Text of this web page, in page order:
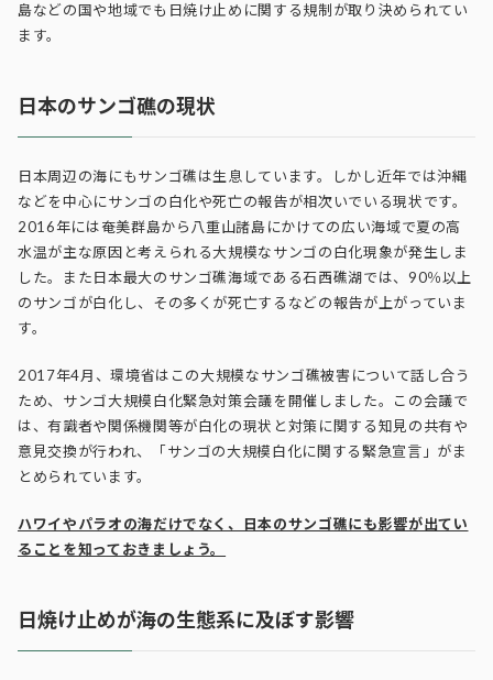
島などの国や地域でも日焼け止めに関する規制が取り決められてい
ます。
日本のサンゴ礁の現状
日本周辺の海にもサンゴ礁は生息しています。しかし近年では沖縄
などを中心にサンゴの白化や死亡の報告が相次いでいる現状です。
2016年には奄美群島から八重山諸島にかけての広い海域で夏の高
水温が主な原因と考えられる大規模なサンゴの白化現象が発生しま
した。また日本最大のサンゴ礁海域である石西礁湖では、90％以上
のサンゴが白化し、その多くが死亡するなどの報告が上がっていま
す。
2017年4月、環境省はこの大規模なサンゴ礁被害について話し合う
ため、サンゴ大規模白化緊急対策会議を開催しました。この会議で
は、有識者や関係機関等が白化の現状と対策に関する知見の共有や
意見交換が行われ、「サンゴの大規模白化に関する緊急宣言」がま
とめられています。
ハワイやパラオの海だけでなく、日本のサンゴ礁にも影響が出てい
ることを知っておきましょう。
日焼け止めが海の生態系に及ぼす影響